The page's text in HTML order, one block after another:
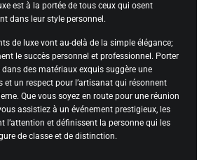
est à la portée de tous ceux qui osent
dans leur style personnel.
de luxe vont au-delà de la simple élégance;
le succès personnel et professionnel. Porter
des matériaux exquis suggère une
un respect pour l’artisanat qui résonnent
Que vous soyez en route pour une réunion
assistiez à un événement prestigieux, les
l’attention et définissent la personne qui les
de classe et de distinction.